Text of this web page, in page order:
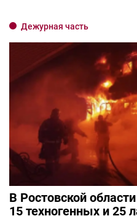
Дежурная часть
В Ростовской
15 техногенных и 25